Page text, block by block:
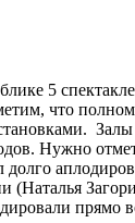
5
что
Нужно
долго
(Наталья
прямо